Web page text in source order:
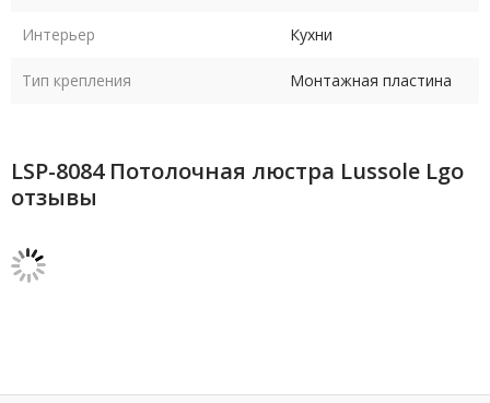
Интерьер Кухни
Тип крепления Монтажная пластина
LSP-8084 Потолочная люстра Lussole Lgo
отзывы